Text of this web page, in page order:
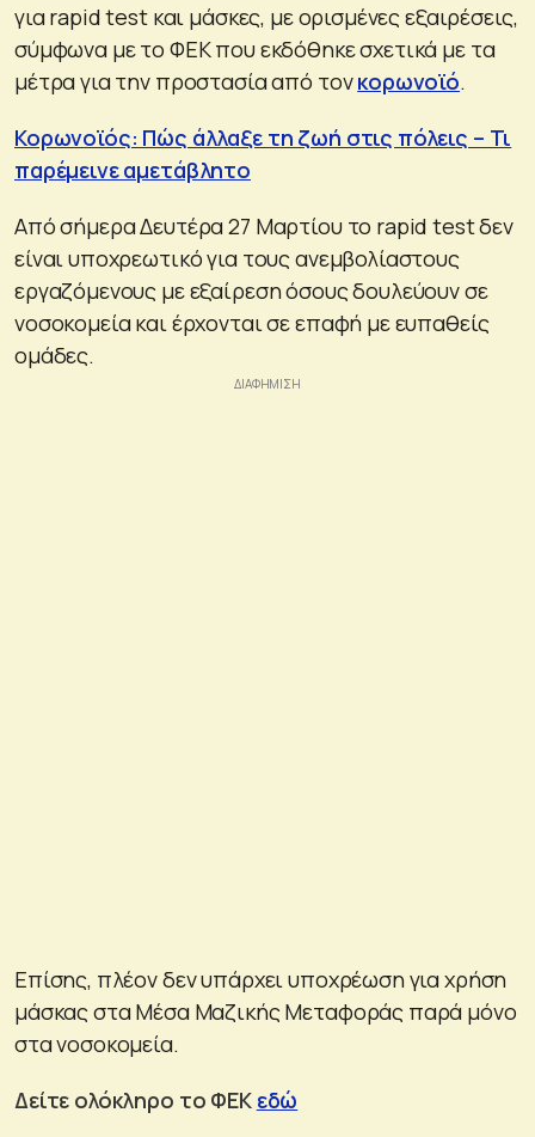
για rapid test και μάσκες, με ορισμένες εξαιρέσεις,
σύμφωνα με το ΦΕΚ που εκδόθηκε σχετικά με τα
μέτρα για την προστασία από τονκορωνοϊό.
Κορωνοϊός: Πώς άλλαξε τη ζωή στις πόλεις – Τι
παρέμεινε αμετάβλητο
Από σήμερα Δευτέρα 27 Μαρτίου το rapid test δεν
είναι υποχρεωτικό για τους ανεμβολίαστους
εργαζόμενους με εξαίρεση όσους δουλεύουν σε
νοσοκομεία και έρχονται σε επαφή με ευπαθείς
ομάδες.
Επίσης, πλέον δεν υπάρχει υποχρέωση για χρήση
μάσκας στα Μέσα Μαζικής Μεταφοράς παρά μόνο
στα νοσοκομεία.
Δείτε ολόκληρο το ΦΕΚ εδώ